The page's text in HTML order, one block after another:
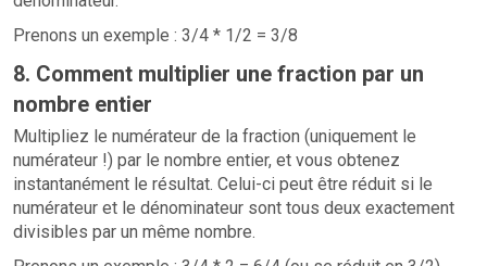
Prenons un exemple : 3/4 * 1/2 = 3/8
8. Comment multiplier une fraction par un
nombre entier
Multipliez le numérateur de la fraction (uniquement le
numérateur !) par le nombre entier, et vous obtenez
instantanément le résultat. Celui-ci peut être réduit si le
numérateur et le dénominateur sont tous deux exactement
divisibles par un même nombre.